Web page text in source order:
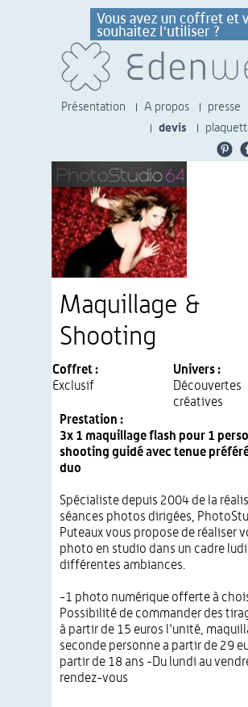
Présentation A propos presse
devis
Maquillage &
Shooting
Coffret :
Exclusif
Univers :
Découvertes
créatives
Prestation :
3x 1 maquillage flash pour 1
shooting guidé avec tenue
duo
Spécialiste depuis 2004 de la
séances photos dirigées,
Puteaux vous propose de réaliser
photo en studio dans un cadre
différentes ambiances.
-1 photo numérique offerte à
Possibilité de commander des
à partir de 15 euros l'unité,
seconde personne a partir de 29
partir de 18 ans -Du lundi au
rendez-vous